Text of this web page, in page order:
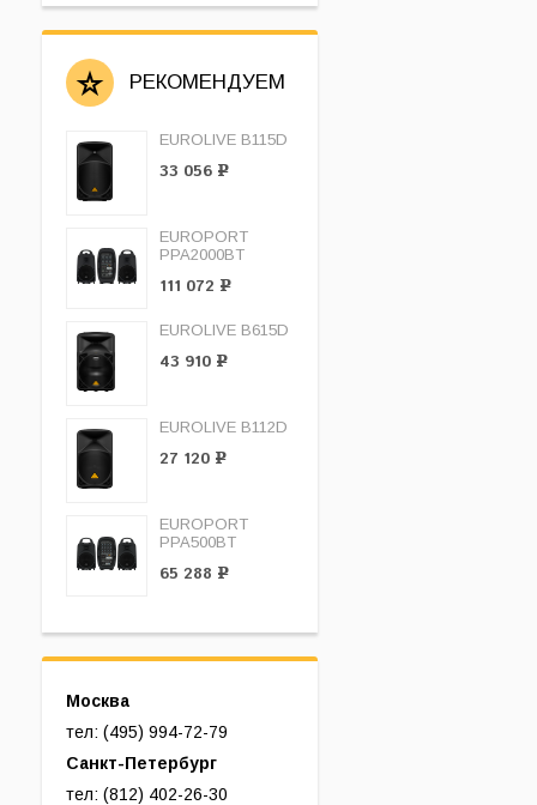
РЕКОМЕНДУЕМ
EUROLIVE B115D
33 056 Р
EUROPORT
PPA2000BT
111 072 Р
EUROLIVE B615D
43 910 Р
EUROLIVE B112D
27 120 Р
EUROPORT
PPA500BT
65 288 Р
Москва
тел: (495) 994-72-79
Санкт-Петербург
тел: (812) 402-26-30